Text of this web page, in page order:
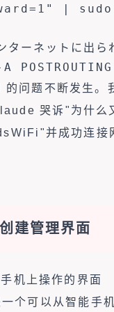
|
ーネットに出ら
问题不断发生。
哭诉"为什么
并成功连接
建管理界面
机上操作的界面
个可以从智能手